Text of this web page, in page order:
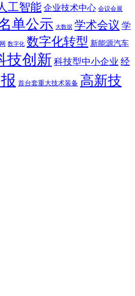
工智能 企业技术中心 会议会展
单公示 大数据 学术会议 学
数字化 数字化转型 新能源汽车
技创新 科技型中小企业 经
首台套重大技术装备 高新技